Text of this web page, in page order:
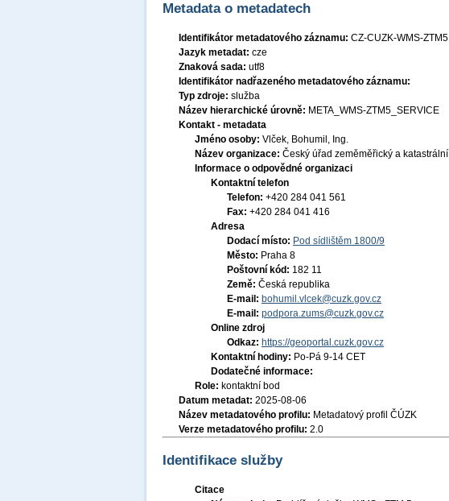
Metadata o metadatech
Identifikátor metadatového záznamu: CZ-CUZK-WMS-ZTM5
Jazyk metadat: cze
Znaková sada: utf8
Identifikátor nadřazeného metadatového záznamu:
Typ zdroje: služba
Název hierarchické úrovně: META_WMS-ZTM5_SERVICE
Kontakt - metadata
Jméno osoby: Vlček, Bohumil, Ing.
Název organizace: Český úřad zeměměřický a katastrální
Informace o odpovědné organizaci
Kontaktní telefon
Telefon: +420 284 041 561
Fax: +420 284 041 416
Adresa
Dodací místo: Pod sídlištěm 1800/9
Město: Praha 8
Poštovní kód: 182 11
Země: Česká republika
E-mail: bohumil.vlcek@cuzk.gov.cz
E-mail: podpora.zums@cuzk.gov.cz
Online zdroj
Odkaz: https://geoportal.cuzk.gov.cz
Kontaktní hodiny: Po-Pá 9-14 CET
Dodatečné informace:
Role: kontaktní bod
Datum metadat: 2025-08-06
Název metadatového profilu: Metadatový profil ČÚZK
Verze metadatového profilu: 2.0
Identifikace služby
Citace